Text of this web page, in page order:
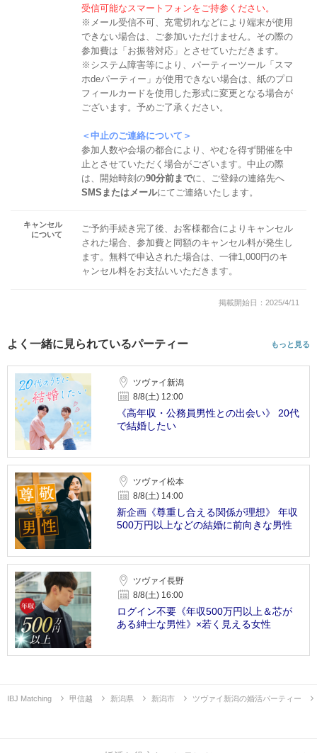
受信可能なスマートフォンをご持参ください。
※メール受信不可、充電切れなどにより端末が使用
できない場合は、ご参加いただけません。その際の
参加費は「お振替対応」とさせていただきます。
※システム障害等により、パーティーツール「スマ
ホdeパーティー」が使用できない場合は、紙のプロ
フィールカードを使用した形式に変更となる場合が
ございます。予めご了承ください。
＜中止のご連絡について＞
参加人数や会場の都合により、やむを得ず開催を中
止とさせていただく場合がございます。中止の際
は、開始時刻の90分前までに、ご登録の連絡先へ
SMSまたはメールにてご連絡いたします。
キャンセル
について
ご予約手続き完了後、お客様都合によりキャンセル
された場合、参加費と同額のキャンセル料が発生し
ます。無料で申込された場合は、一律1,000円のキ
ャンセル料をお支払いいただきます。
掲載開始日：2025/4/11
よく一緒に見られているパーティー もっと見る
ツヴァイ新潟
8/8(土) 12:00
《高年収・公務員男性との出会い》 20代
で結婚したい
ツヴァイ松本
8/8(土) 14:00
新企画《尊重し合える関係が理想》 年収
500万円以上などの結婚に前向きな男性
ツヴァイ長野
8/8(土) 16:00
ログイン不要《年収500万円以上＆芯が
ある紳士な男性》×若く見える女性
IBJ Matching 甲信越 新潟県 新潟市 ツヴァイ新潟の婚活パーティー